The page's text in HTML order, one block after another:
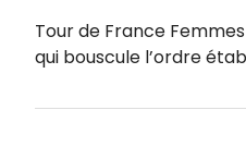
Tour de France
qui bouscule l’ordre